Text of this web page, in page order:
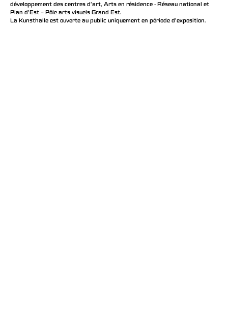
développement des centres d'art, Arts en résidence - Réseau national et
Plan d’Est – Pôle arts visuels Grand Est.
La Kunsthalle est ouverte au public uniquement en période d'exposition.